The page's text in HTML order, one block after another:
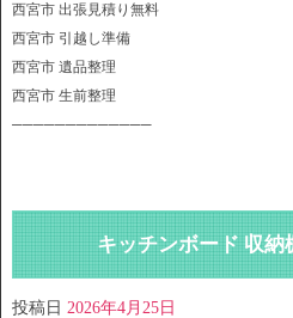
西宮市 出張見積り無料
西宮市 引越し準備
西宮市 遺品整理
西宮市 生前整理
─────────────
キッチンボード 収納
投稿日 2026年4月25日